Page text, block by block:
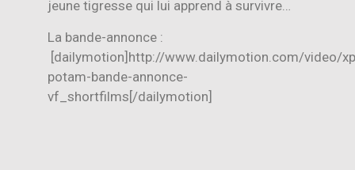
jeune tigresse qui lui apprend à survivre…
La bande-annonce :
[dailymotion]http://www.dailymotion.com/video/
potam-bande-annonce-
vf_shortfilms[/dailymotion]